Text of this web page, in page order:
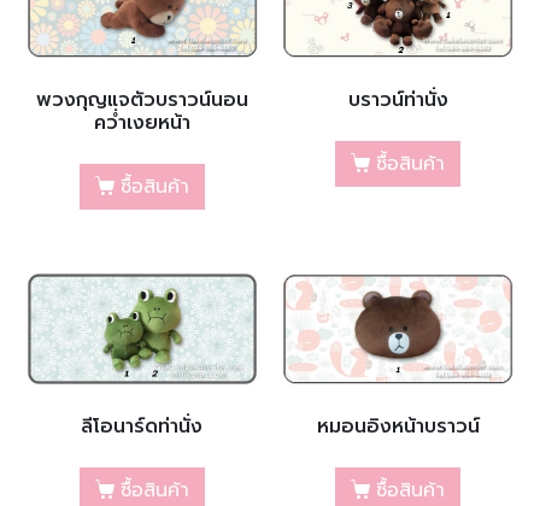
พวงกุญแจตัวบราวน์นอน
คว่ำเงยหน้า
ซื้อสินค้า
บราวน์ท่านั่ง
ซื้อสินค้า
ลีโอนาร์ดท่านั่ง
ซื้อสินค้า
หมอนอิงหน้าบราวน์
ซื้อสินค้า